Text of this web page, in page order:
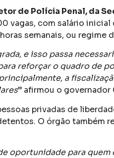
de Polícia Penal, da
com salário
semanais, ou regime
e isso passa
reforçar o quadro de
a
” afirmou o governador
privadas de
O órgão também
oportunidade para